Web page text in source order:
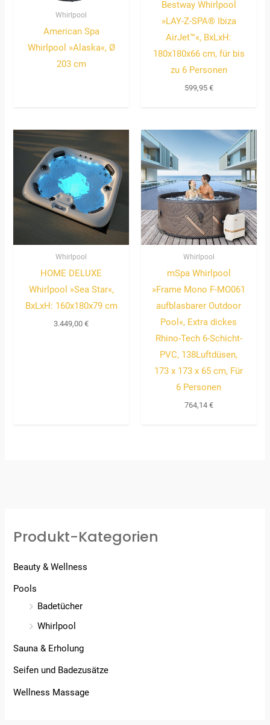
Whirlpool
American Spa
Whirlpool »Alaska«, Ø
203 cm
Bestway Whirlpool
»LAY-Z-SPA® Ibiza
AirJet™«, BxLxH:
180x180x66 cm, für bis
zu 6 Personen
599,95 €
Whirlpool
HOME DELUXE
Whirlpool »Sea Star«,
BxLxH: 160x180x79 cm
3.449,00€
Whirlpool
mSpa Whirlpool
»Frame Mono F-MO061
aufblasbarer Outdoor
Pool«, Extra dickes
Rhino-Tech 6-Schicht-
PVC, 138Luftdüsen,
173 x 173 x 65 cm, Für
6 Personen
764,14 €
Produkt-Kategorien
Beauty & Wellness
Pools
Badetücher
Whirlpool
Sauna & Erholung
Seifen und Badezusätze
Wellness Massage